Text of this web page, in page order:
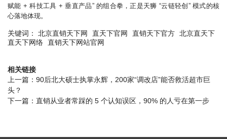
赋能 + 科技工具 + 垂直产品” 的组合拳，正是天狮 “云链轻创” 模式的核
心落地体现。
关键词： 北京直销天下网 直天下官网 直销天下官方 北京直天下
直天下网络 直销天下网站官网
相关链接
上一篇： 90后北大硕士执掌永辉，200家“调改店”能否救活超市巨
头？
下一篇： 直销从业者常踩的 5 个认知误区，90% 的人亏在第一步